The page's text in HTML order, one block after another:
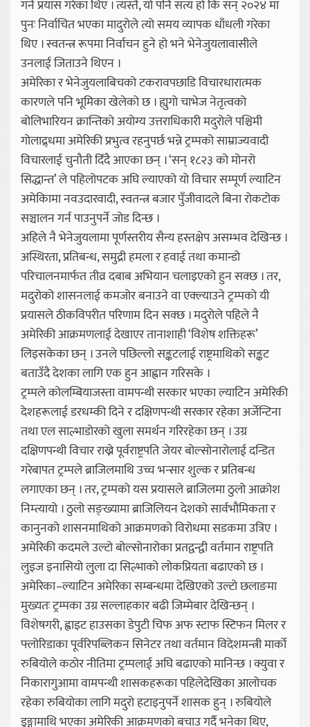
गर्ने प्रयास गरेका थिए । त्यस्तै, यो पनि सत्य हो कि सन् २०२४ मा
पुनः निर्वाचित भएका मादुरोले त्यो समय व्यापक धाँधली गरेका
थिए । स्वतन्त्र रूपमा निर्वाचन हुने हो भने भेनेजुयलावासीले
उनलाई जिताउने थिएन ।
अमेरिका र भेनेजुयलाबिचको टकरावपछाडि विचारधारात्मक
कारणले पनि भूमिका खेलेको छ । ह्युगो चाभेज नेतृत्वको
बोलिभारियन क्रान्तिको अयोग्य उत्तराधिकारी मदुरोले पश्चिमी
गोलाद्र्धमा अमेरिकी प्रभुत्व रहनुपर्छ भन्ने ट्रम्पको साम्राज्यवादी
विचारलाई चुनौती दिँदै आएका छन् । ‘सन् १८२३ को मोनरो
सिद्धान्त’ ले पहिलोपटक अघि ल्याएको यो विचार सम्पूर्ण ल्याटिन
अमेकिामा नवउदारवादी, स्वतन्त्र बजार पुँजीवादले बिना रोकटोक
सञ्चालन गर्न पाउनुपर्ने जोड दिन्छ ।
अहिले नै भेनेजुयलामा पूर्णस्तरीय सैन्य हस्तक्षेप असम्भव देखिन्छ ।
अस्थिरता, प्रतिबन्ध, समुद्री हमला र हवाई तथा कमान्डो
परिचालनमार्फत तीव्र दबाब अभियान चलाइएको हुन सक्छ । तर,
मदुरोको शासनलाई कमजोर बनाउने वा एक्ल्याउने ट्रम्पको यी
प्रयासले ठीकविपरीत परिणाम दिन सक्छ । मदुरोले पहिले नै
अमेरिकी आक्रमणलाई देखाएर तानाशाही ‘विशेष शक्तिहरू’
लिइसकेका छन् । उनले पछिल्लो सङ्कटलाई राष्ट्रमाथिको सङ्कट
बताउँदै देशका लागि एक हुन आह्वान गरिसके ।
ट्रम्पले कोलम्बियाजस्ता वामपन्थी सरकार भएका ल्याटिन अमेरिकी
देशहरूलाई डरधम्की दिने र दक्षिणपन्थी सरकार रहेका अर्जेन्टिना
तथा एल साल्भाडोरको खुला समर्थन गरिरहेका छन् । उग्र
दक्षिणपन्थी विचार राख्ने पूर्वराष्ट्रपति जेयर बोल्सोनारोलाई दन्डित
गरेबापत ट्रम्पले ब्राजिलमाथि उच्च भन्सार शुल्क र प्रतिबन्ध
लगाएका छन् । तर, ट्रम्पको यस प्रयासले ब्राजिलमा ठुलो आक्रोश
निम्त्यायो । ठुलो सङ्ख्यामा ब्राजिलियन देशको सार्वभौमिकता र
कानुनको शासनमाथिको आक्रमणको विरोधमा सडकमा उत्रिए ।
अमेरिकी कदमले उल्टो बोल्सोनारोका प्रतद्वन्द्वी वर्तमान राष्ट्रपति
लुइज इनासियो लुला दा सिल्भाको लोकप्रियता बढाएको छ ।
अमेरिका–ल्याटिन अमेरिका सम्बन्धमा देखिएको उल्टो छलाङमा
मुख्यतः ट्रम्पका उग्र सल्लाहकार बढी जिम्मेबार देखिन्छन् ।
विशेषगरी, ह्वाइट हाउसका डेपुटी चिफ अफ स्टाफ स्टिफन मिलर र
फ्लोरिडाका पूर्वरिपब्लिकन सिनेटर तथा वर्तमान विदेशमन्त्री मार्को
रुबियोले कठोर नीतिमा ट्रम्पलाई अघि बढाएको मानिन्छ । क्युवा र
निकारागुआमा वामपन्थी शासकहरूका पहिलेदेखिका आलोचक
रहेका रुबियोका लागि मदुरो हटाइनुपर्ने शासक हुन् । रुबियोले
डुङ्गामाथि भएका अमेरिकी आक्रमणको बचाउ गर्दै भनेका थिए,